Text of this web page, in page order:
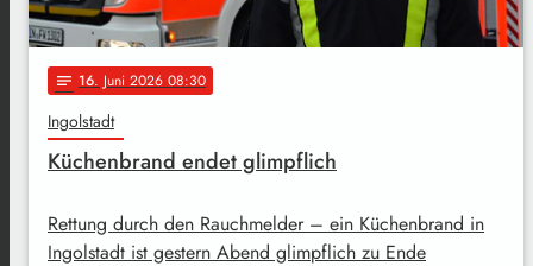
notes 16. Juni 2026 08:30
Ingolstadt
Küchenbrand endet glimpflich
Rettung durch den Rauchmelder – ein Küchenbrand in
Ingolstadt ist gestern Abend glimpflich zu Ende